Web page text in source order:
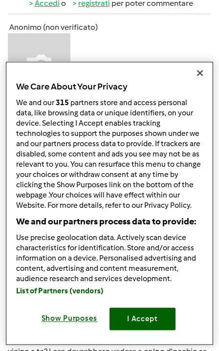
Accedi o registrati per poter commentare
Anonimo (non verificato)
Mer, 01/12/2011 - 08:46
ciao iaia, il bimby a parte vibrare anche con l'impasto di
un dolce liquido, vibra o cmq sembra che quando è in
funzione si vorrebbe svitare il boccale, e anche da fermo
se blocco il coperchio e muovo il boccale, a differenza di
altri questo si muove verso destra e sinistra
In cima
Accedio registratiper poter commentare
Anonimo (non verificato)
We Care About Your Privacy
We and our315 partners store and access personal
data, like browsing data or unique identifiers, on your
device. Selecting I Accept enables tracking
technologies to support the purposes shown under we
and our partners process data to provide. If trackers are
disabled, some content and ads you see may not be as
relevant to you. You can resurface this menu to change
your choices or withdraw consent at any time by
clicking the Show Purposes link on the bottom of the
webpage .Your choices will have effect within our
Website. For more details, refer to our Privacy Policy.
We and our partners process data to provide:
Use precise geolocation data. Actively scan device
characteristics for identification. Store and/or access
information on a device. Personalised advertising and
content, advertising and content measurement,
audience research and services development.
List of Partners (vendors)
Show Purposes I Accept